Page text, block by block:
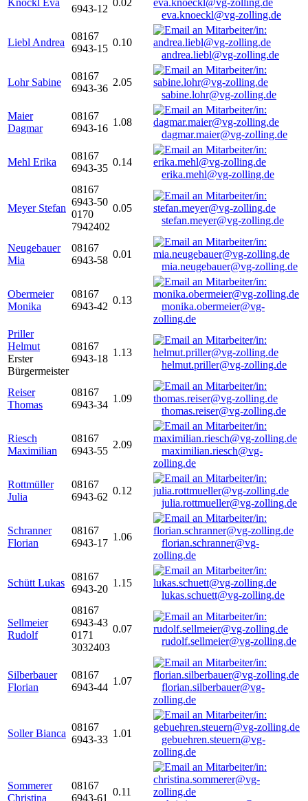
Knöckl Eva
6943-12
0.02
eva.knoeckl@vg-zolling.de
Liebl Andrea
08167
6943-15
0.10
andrea.liebl@vg-zolling.de
Lohr Sabine
08167
6943-36
2.05
sabine.lohr@vg-zolling.de
Maier
Dagmar
08167
6943-16
1.08
dagmar.maier@vg-zolling.de
Mehl Erika
08167
6943-35
0.14
erika.mehl@vg-zolling.de
Meyer Stefan
08167
6943-50
0170
7942402
0.05
stefan.meyer@vg-zolling.de
Neugebauer
Mia
08167
6943-58
0.01
mia.neugebauer@vg-zolling.de
Obermeier
Monika
08167
6943-42
0.13
monika.obermeier@vg-
zolling.de
Priller
Helmut
Erster
Bürgermeister
08167
6943-18
1.13
helmut.priller@vg-zolling.de
Reiser
Thomas
08167
6943-34
1.09
thomas.reiser@vg-zolling.de
Riesch
Maximilian
08167
6943-55
2.09
maximilian.riesch@vg-
zolling.de
Rottmüller
Julia
08167
6943-62
0.12
julia.rottmueller@vg-zolling.de
Schranner
Florian
08167
6943-17
1.06
florian.schranner@vg-
zolling.de
Schütt Lukas
08167
6943-20
1.15
lukas.schuett@vg-zolling.de
Sellmeier
Rudolf
08167
6943-43
0171
3032403
0.07
rudolf.sellmeier@vg-zolling.de
Silberbauer
Florian
08167
6943-44
1.07
florian.silberbauer@vg-
zolling.de
Soller Bianca
08167
6943-33
1.01
gebuehren.steuern@vg-
zolling.de
Sommerer
Christina
08167
6943-61
0.11